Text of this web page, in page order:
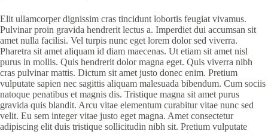
Elit ullamcorper dignissim cras tincidunt lobortis feugiat vivamus.
Pulvinar proin gravida hendrerit lectus a. Imperdiet dui accumsan sit
amet nulla facilisi. Vel turpis nunc eget lorem dolor sed viverra.
Pharetra sit amet aliquam id diam maecenas. Ut etiam sit amet nisl
purus in mollis. Quis hendrerit dolor magna eget. Quis viverra nibh
cras pulvinar mattis. Dictum sit amet justo donec enim. Pretium
vulputate sapien nec sagittis aliquam malesuada bibendum. Cum sociis
natoque penatibus et magnis dis. Tristique magna sit amet purus
gravida quis blandit. Arcu vitae elementum curabitur vitae nunc sed
velit. Eu sem integer vitae justo eget magna. Amet consectetur
adipiscing elit duis tristique sollicitudin nibh sit. Pretium vulputate